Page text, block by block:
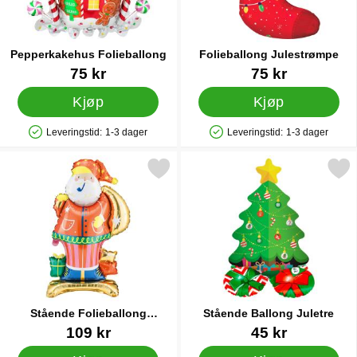
Pepperkakehus Folieballong
Varenummer 25099
75 kr
Kjøp
Produkttilgjengelighet: På lager
Leveringstid: 1-3 dager
Folieballong Julestrømpe
Varenummer 31604
75 kr
Kjøp
Produkttilgjengelighet: På lager
Leveringstid: 1-3 dager
Stående Folieballong
Julenissen
Varenummer 41528
109 kr
Merk stående Folieballong Julenissen som favoritt
Stående Ballong Juletre
Varenummer 34070
45 kr
Merk stående Ballong